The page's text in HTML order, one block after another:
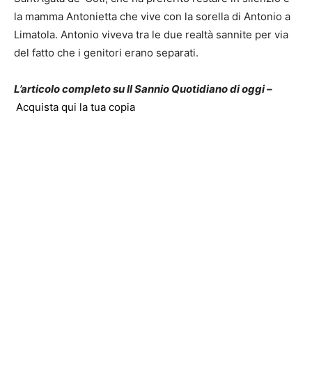
la mamma Antonietta che vive con la sorella di Antonio a
Limatola. Antonio viveva tra le due realtà sannite per via
del fatto che i genitori erano separati.
L’articolo completo su Il Sannio Quotidiano di oggi –
Acquista qui la tua copia